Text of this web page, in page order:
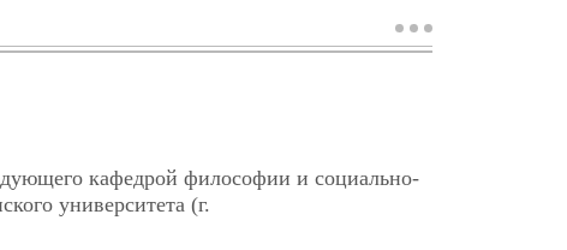
о
карсавин
кафедрой философии и социально-
университета (г.